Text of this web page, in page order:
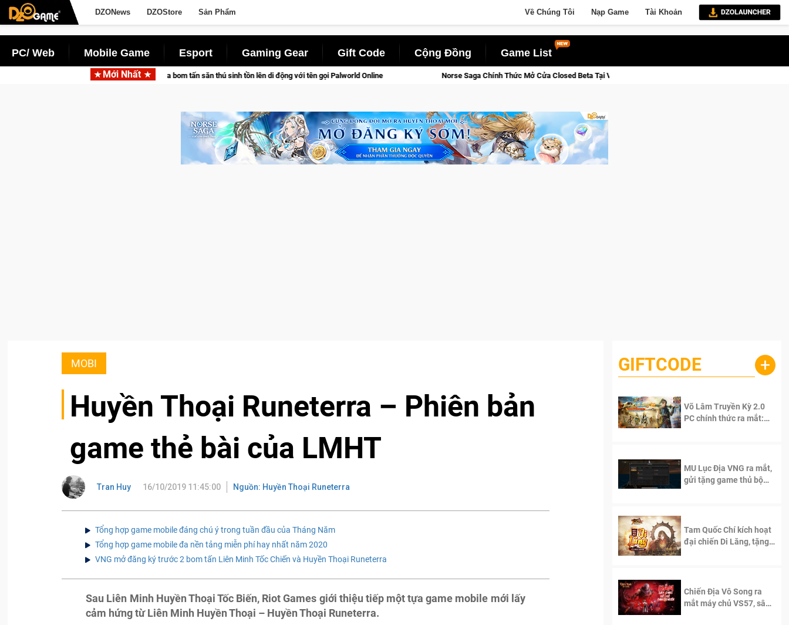
DZONews DZOStore Sản Phẩm Về Chúng Tôi Nạp Game Tài Khoản
PC/ Web Mobile Game Esport Gaming Gear Gift Code Cộng Đồng Game List
Mới Nhất
đưa bom tấn săn thú sinh tồn lên di động với tên gọi Palworld Online Norse Saga Chính Thức Mở Cửa Closed Beta Tại Việt Nam Từ 04 – 11/08/2026
MOBI
Huyền Thoại Runeterra – Phiên bản
game thẻ bài của LMHT
Tran Huy 16/10/2019 11:45:00 Nguồn: Huyền Thoại Runeterra
Tổng hợp game mobile đáng chú ý trong tuần đầu của Tháng Năm
Tổng hợp game mobile đa nền tảng miễn phí hay nhất năm 2020
VNG mở đăng ký trước 2 bom tấn Liên Minh Tốc Chiến và Huyền Thoại Runeterra
Sau Liên Minh Huyền Thoại Tốc Biến, Riot Games giới thiệu tiếp một tựa game mobile mới lấy
cảm hứng từ Liên Minh Huyền Thoại – Huyền Thoại Runeterra.
GIFTCODE +
Võ Lâm Truyền Kỳ 2.0
PC chính thức ra mắt:
MU Lục Địa VNG ra mắt,
gửi tặng game thủ bộ
Tam Quốc Chí kích hoạt
đại chiến Di Lăng, tặng
Chiến Địa Vô Song ra
mắt máy chủ VS57, sân